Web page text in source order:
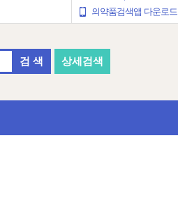
의약품검색앱 다운로드
검 색 상세검색